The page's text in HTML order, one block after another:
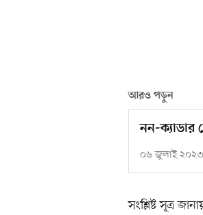
আরও পড়ুন
নন-ক্যাডার
০৬ জুলাই ২০২৩
সংশ্লিষ্ট সূত্র